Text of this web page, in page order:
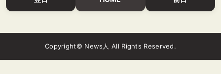
Copyright© News人 All Rights Reserved.